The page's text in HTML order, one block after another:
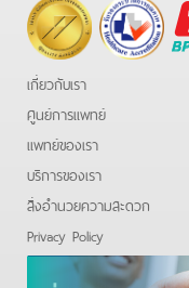
เกี่ยวกับเรา
ศูนย์การแพทย์
แพทย์ของเรา
บริการของเรา
สิ่งอำนวยความสะดวก
Privacy Policy